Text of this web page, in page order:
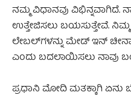
ನಮ್ಮ ವಿಧಾನವು ವಿಭಿನ್ನವಾಗಿದೆ.
ಉತ್ತೇಜಿಸಲು ಬಯಸುತ್ತೇವೆ.
ಲೇಬಲ್‌ಗಳನ್ನು ಮೇಡ್ ಇನ್
ಎಂದು ಬದಲಾಯಿಸಲು ನಾವು
ಪ್ರಧಾನಿ ಮೋದಿ ಮತಕ್ಕಾಗಿ ಏನು